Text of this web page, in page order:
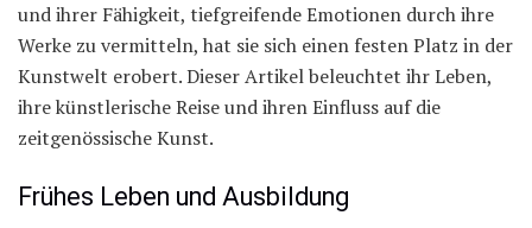
und ihrer Fähigkeit, tiefgreifende Emotionen durch ihre
Werke zu vermitteln, hat sie sich einen festen Platz in der
Kunstwelt erobert. Dieser Artikel beleuchtet ihr Leben,
ihre künstlerische Reise und ihren Einfluss auf die
zeitgenössische Kunst.
Frühes Leben und Ausbildung